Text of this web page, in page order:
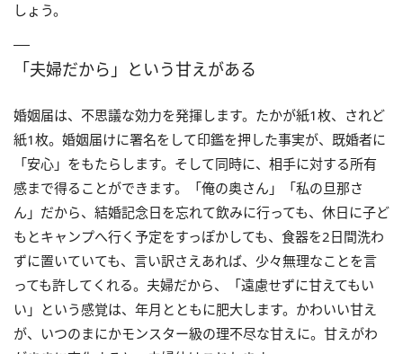
しょう。
「夫婦だから」という甘えがある
婚姻届は、不思議な効力を発揮します。たかが紙1枚、されど
紙1枚。婚姻届けに署名をして印鑑を押した事実が、既婚者に
「安心」をもたらします。そして同時に、相手に対する所有
感まで得ることができます。「俺の奥さん」「私の旦那さ
ん」だから、結婚記念日を忘れて飲みに行っても、休日に子ど
もとキャンプへ行く予定をすっぽかしても、食器を2日間洗わ
ずに置いていても、言い訳さえあれば、少々無理なことを言
っても許してくれる。夫婦だから、「遠慮せずに甘えてもい
い」という感覚は、年月とともに肥大します。かわいい甘え
が、いつのまにかモンスター級の理不尽な甘えに。甘えがわ